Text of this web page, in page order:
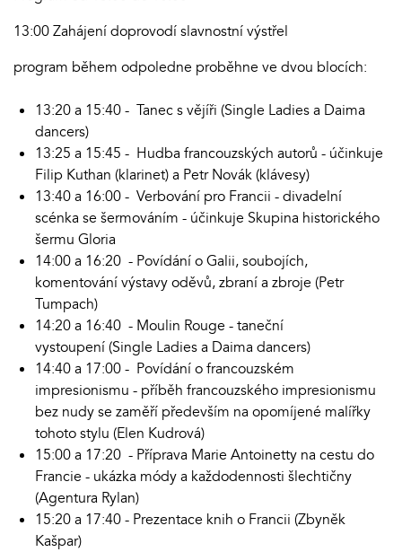
13:00 Zahájení doprovodí slavnostní výstřel
program během odpoledne proběhne ve dvou blocích:
13:20 a 15:40 - Tanec s vějíři (Single Ladies a Daima
dancers)
13:25 a 15:45 - Hudba francouzských autorů - účinkuje
Filip Kuthan (klarinet) a Petr Novák (klávesy)
13:40 a 16:00 - Verbování pro Francii - divadelní
scénka se šermováním - účinkuje Skupina historického
šermu Gloria
14:00 a 16:20 - Povídání o Galii, soubojích,
komentování výstavy oděvů, zbraní a zbroje (Petr
Tumpach)
14:20 a 16:40 - Moulin Rouge - taneční
vystoupení (Single Ladies a Daima dancers)
14:40 a 17:00 - Povídání o francouzském
impresionismu - příběh francouzského impresionismu
bez nudy se zaměří především na opomíjené malířky
tohoto stylu (Elen Kudrová)
15:00 a 17:20 - Příprava Marie Antoinetty na cestu do
Francie - ukázka módy a každodennosti šlechtičny
(Agentura Rylan)
15:20 a 17:40 - Prezentace knih o Francii (Zbyněk
Kašpar)